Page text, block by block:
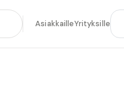
AsiakkailleYrityksille